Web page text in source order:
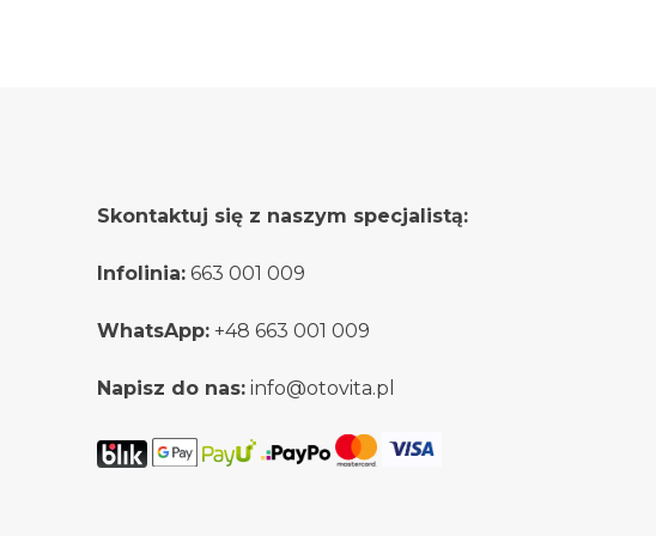
Skontaktuj się z naszym specjalistą:
Infolinia: 663 001 009
WhatsApp: +48 663 001 009
Napisz do nas: info@otovita.pl